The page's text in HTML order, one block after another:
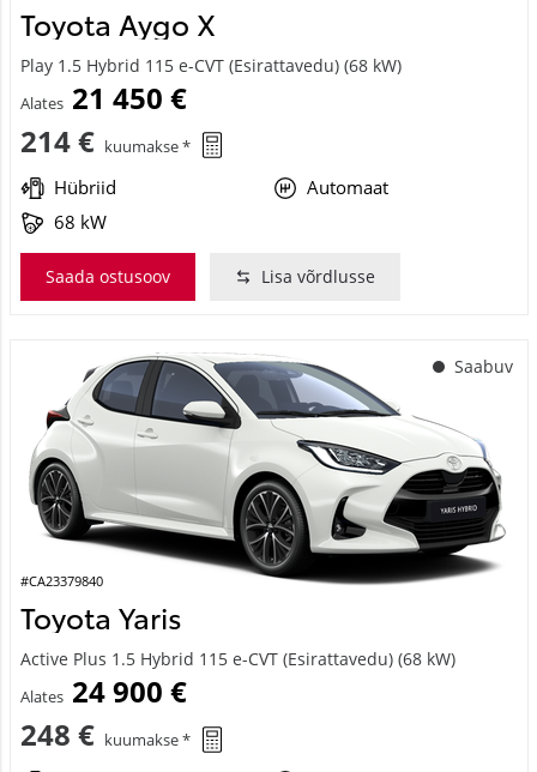
Toyota Aygo X
Play 1.5 Hybrid 115 e-CVT (Esirattavedu) (68 kW)
Alates 21 450 €
214 € kuumakse *
Hübriid
Automaat
68 kW
Saada ostusoov Lisa võrdlusse
Saabuv
#CA23379840
Toyota Yaris
Active Plus 1.5 Hybrid 115 e-CVT (Esirattavedu) (68 kW)
Alates 24 900 €
248 € kuumakse *